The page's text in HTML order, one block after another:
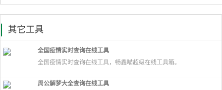
其它工具
全国疫情实时查询在线工具
全国疫情实时查询在线工具，畅鑫喵超级在线工具箱。
周公解梦大全查询在线工具